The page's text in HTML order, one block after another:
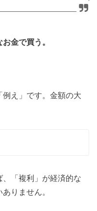
金で買う。
例え」です。金額の大
「複利」が経済的な
りません。